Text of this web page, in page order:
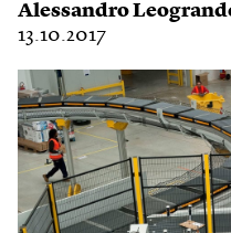
Alessandro
13.10.2017